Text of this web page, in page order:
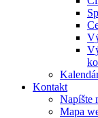
Kontakt
Napíšte
Mapa